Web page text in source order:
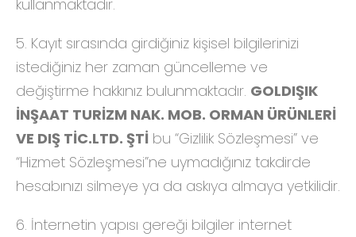
kullanmaktadır.
5. Kayıt sırasında girdiğiniz kişisel bilgilerinizi
istediğiniz her zaman güncelleme ve
değiştirme hakkınız bulunmaktadır. GOLDIŞIK
İNŞAAT TURİZM NAK. MOB. ORMAN ÜRÜNLERİ
VE DIŞ TİC.LTD. ŞTİ bu “Gizlilik Sözleşmesi” ve
“Hizmet Sözleşmesi”ne uymadığınız takdirde
hesabınızı silmeye ya da askıya almaya yetkilidir.
6. İnternetin yapısı gereği bilgiler internet